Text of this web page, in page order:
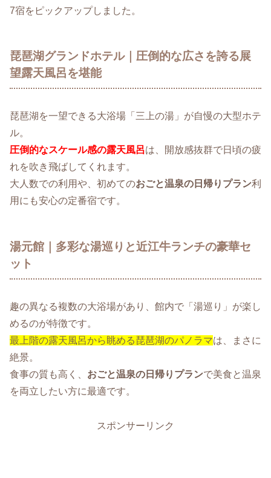
7宿をピックアップしました。
琵琶湖グランドホテル｜圧倒的な広さを誇る展
望露天風呂を堪能
琵琶湖を一望できる大浴場「三上の湯」が自慢の大型ホテ
ル。
圧倒的なスケール感の露天風呂は、開放感抜群で日頃の疲
れを吹き飛ばしてくれます。
大人数での利用や、初めてのおごと温泉の日帰りプラン利
用にも安心の定番宿です。
湯元館｜多彩な湯巡りと近江牛ランチの豪華セ
ット
趣の異なる複数の大浴場があり、館内で「湯巡り」が楽し
めるのが特徴です。
最上階の露天風呂から眺める琵琶湖のパノラマは、まさに
絶景。
食事の質も高く、 おごと温泉の日帰りプランで美食と温泉
を両立したい方に最適です。
スポンサーリンク